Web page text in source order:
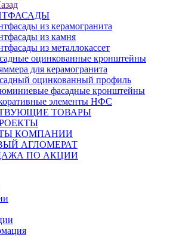
из керамогранита
из камня
из металлокассет
оцинкованные кронштейны
для керамогранита
оцинкованный профиль
фасадные кронштейны
элементы НФС
ТОВАРЫ
КОМПАНИИ
АГЛОМЕРАТ
ПО АКЦИИ